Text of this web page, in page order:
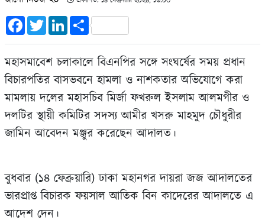
FacebookTwitterLinkedInShare
মহাসমাবেশ চলাকালে বিএনপির সঙ্গে সংঘর্ষের সময় প্রধান
বিচারপতির বাসভবনে হামলা ও নাশকতার অভিযোগে করা
মামলায় দলের মহাসচিব মির্জা ফখরুল ইসলাম আলমগীর ও
দলটির স্থায়ী কমিটির সদস্য আমীর খসরু মাহমুদ চৌধুরীর
জামিন আবেদন মঞ্জুর করেছেন আদালত।
বুধবার (১৪ ফেব্রুয়ারি) ঢাকা মহানগর দায়রা জজ আদালতের
ভারপ্রাপ্ত বিচারক ফয়সাল আতিক বিন কাদেরের আদালতে এ
আদেশ দেন।